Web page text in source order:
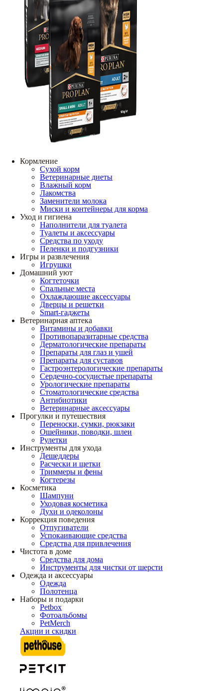
Кормление
Сухой корм
Ветеринарные диеты
Влажный корм
Лакомства
Заменители молока
Миски и контейнеры для корма
Уход и гигиена
Наполнители для туалета
Туалеты и аксессуары
Средства по уходу
Пеленки и подгузники
Игры и развлечения
Игрушки
Домашний уют
Когтеточки
Спальные места
Охлаждающие аксессуары
Дверцы и решетки
Smart-гаджеты
Ветеринарная аптека
Витамины и добавки
Противопаразитарные средства
Дерматологические препараты
Препараты для глаз и ушей
Препараты для суставов
Гастроэнтерологические препараты
Сердечно-сосудистые препараты
Урологические препараты
Стоматологические средства
Антибиотики
Ветеринарные аксессуары
Прогулки и путешествия
Переноски, сумки, рюкзаки
Ошейники, поводки, шлеи
Рулетки
Инструменты для ухода
Дешеддеры
Расчески и щетки
Триммеры и фены
Когтерезы
Косметика
Шампуни
Уходовая косметика
Духи и одеколоны
Коррекция поведения
Отпугиватели
Успокаивающие средства
Средства для привлечения
Чистота в доме
Средства для дома
Инструменты для чистки от шерсти
Одежда и аксессуары
Одежда
Полотенца
Наборы и подарки
Petbox
Фотоальбомы
PetMerch
Акции и скидки